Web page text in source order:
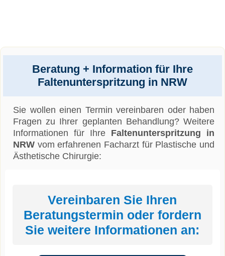
Beratung + Information für Ihre
Faltenunterspritzung in NRW
Sie wollen einen Termin vereinbaren oder haben
Fragen zu Ihrer geplanten Behandlung? Weitere
Informationen für Ihre Faltenunterspritzung in
NRW vom erfahrenen Facharzt für Plastische und
Ästhetische Chirurgie:
Vereinbaren Sie Ihren
Beratungstermin oder fordern
Sie weitere Informationen an: